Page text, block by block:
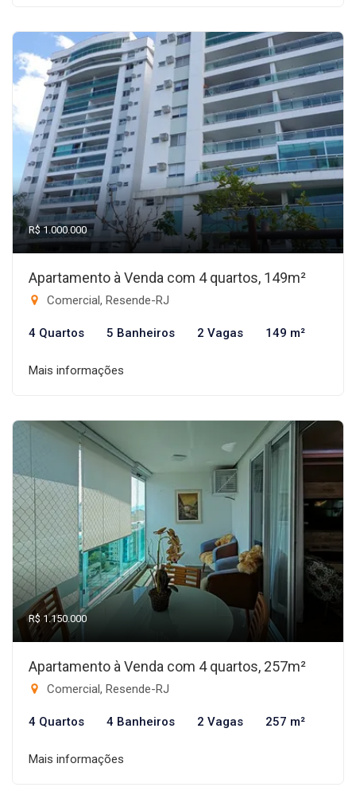
R$ 1.000.000
Apartamento à Venda com 4 quartos, 149m²
Comercial, Resende-RJ
4 Quartos 5 Banheiros 2 Vagas 149 m²
Mais informações
R$ 1.150.000
Apartamento à Venda com 4 quartos, 257m²
Comercial, Resende-RJ
4 Quartos 4 Banheiros 2 Vagas 257 m²
Mais informações